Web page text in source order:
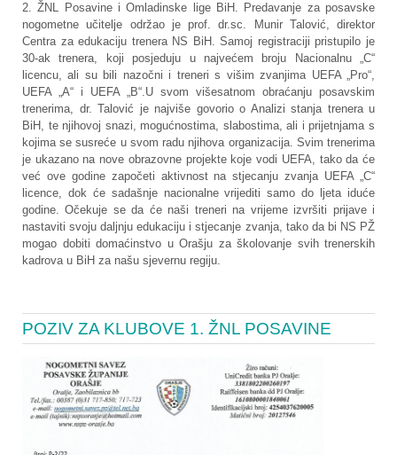
2. ŽNL Posavine i Omladinske lige BiH. Predavanje za posavske
nogometne učitelje održao je prof. dr.sc. Munir Talović, direktor
Centra za edukaciju trenera NS BiH. Samoj registraciji pristupilo je
30-ak trenera, koji posjeduju u najvećem broju Nacionalnu „C“
licencu, ali su bili nazočni i treneri s višim zvanjima UEFA „Pro“,
UEFA „A“ i UEFA „B“.U svom višesatnom obraćanju posavskim
trenerima, dr. Talović je najviše govorio o Analizi stanja trenera u
BiH, te njihovoj snazi, mogućnostima, slabostima, ali i prijetnjama s
kojima se susreće u svom radu njihova organizacija. Svim trenerima
je ukazano na nove obrazovne projekte koje vodi UEFA, tako da će
već ove godine započeti aktivnost na stjecanju zvanja UEFA „C“
licence, dok će sadašnje nacionalne vrijediti samo do ljeta iduće
godine. Očekuje se da će naši treneri na vrijeme izvršiti prijave i
nastaviti svoju daljnju edukaciju i stjecanje zvanja, tako da bi NS PŽ
mogao dobiti domaćinstvo u Orašju za školovanje svih trenerskih
kadrova u BiH za našu sjevernu regiju.
POZIV ZA KLUBOVE 1. ŽNL POSAVINE